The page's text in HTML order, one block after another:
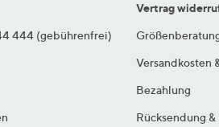
444 (gebührenfrei)
Vertrag
Versandkosten
Bezahlung
Rücksendung